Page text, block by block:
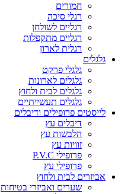
חמורים
רגלי סיכה
רגליים לשולחן
רגליים מתקפלות
רגלית לארון
גלגלים
גלגלי פרקט
גלגלים לארונות
גלגלים לבית ולחוץ
גלגלים תעשייתיים
לייסטים פרופילים ודיבלים
דיבלים עץ
הלבשות עץ
זוויות עץ
פרופילי P.V.C
פרופילי עץ
אביזרים לבית ולחוץ
שערים ואביזרי בטיחות